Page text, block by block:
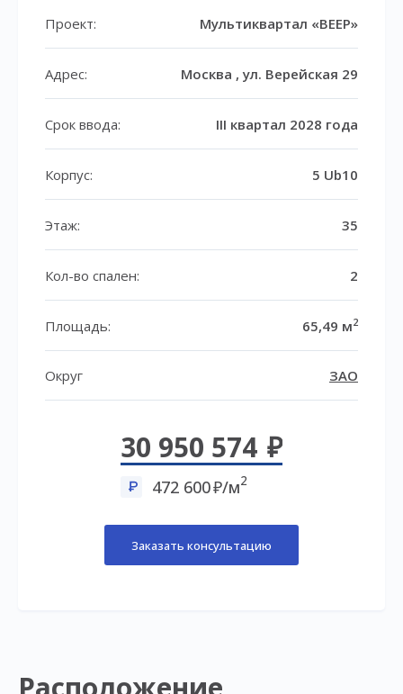
Проект: Мультиквартал «ВЕЕР»
Адрес: Москва , ул. Верейская 29
Срок ввода: III квартал 2028 года
Корпус: 5 Ub10
Этаж: 35
Кол-во спален: 2
Площадь: 65,49 м2
Округ ЗАО
30 950 574
472 600 /м2
Заказать консультацию